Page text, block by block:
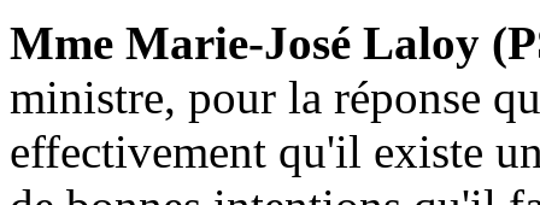
Mme Marie-José Laloy
ministre, pour la réponse
effectivement qu'il existe